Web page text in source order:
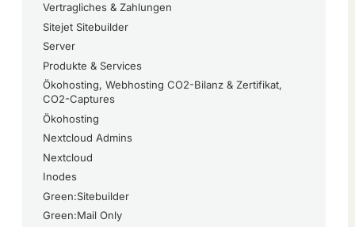
Vertragliches & Zahlungen
Sitejet Sitebuilder
Server
Produkte & Services
Ökohosting, Webhosting CO2-Bilanz & Zertifikat,
CO2-Captures
Ökohosting
Nextcloud Admins
Nextcloud
Inodes
Green:Sitebuilder
Green:Mail Only